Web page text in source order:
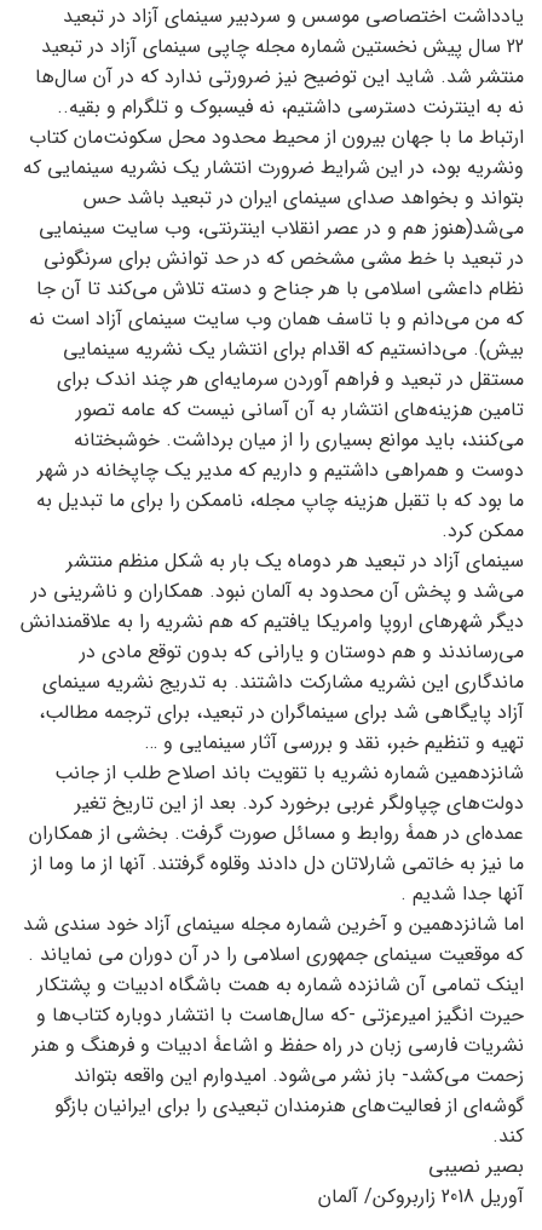
یادداشت اختصاصی موسس و سردبیر سینمای آزاد در تبعید
22 سال پیش نخستین شماره مجله چاپی سینمای آزاد در تبعید
منتشر شد. شاید این توضیح نیز ضرورتی ندارد که در آن سال‌ها
نه به اینترنت دسترسی داشتیم، نه فیسبوک و تلگرام و بقیه..
ارتباط ما با جهان بیرون از محیط محدود محل سکونت‌مان کتاب
ونشریه بود، در این شرایط ضرورت انتشار یک نشریه سینمایی که
بتواند و بخواهد صدای سینمای ایران در تبعید باشد حس
می‌شد(هنوز هم و در عصر انقلاب اینترنتی، وب سایت سینمایی
در تبعید با خط مشی مشخص که در حد توانش برای سرنگونی
نظام داعشی اسلامی با هر جناح و دسته تلاش می‌کند تا آن جا
که من می‌دانم و با تاسف همان وب سایت سینمای آزاد است نه
بیش). می‌دانستیم که اقدام برای انتشار یک نشریه سینمایی
مستقل در تبعید و فراهم آوردن سرمایه‌ای هر چند اندک برای
تامین هزینه‌های انتشار به آن آسانی نیست که عامه تصور
می‌کنند، باید موانع بسیاری را از میان برداشت. خوشبختانه
دوست و همراهی داشتیم و داریم که مدیر یک چاپخانه در شهر
ما بود که با تقبل هزینه چاپ مجله، ناممکن را برای ما تبدیل به
ممکن کرد.
سینمای آزاد در تبعید هر دوماه یک بار به شکل منظم منتشر
می‌شد و پخش آن محدود به آلمان نبود. همکاران و ناشرینی در
دیگر شهرهای اروپا وامریکا یافتیم که هم نشریه را به علاقمندانش
می‌رساندند و هم دوستان و یارانی که بدون توقع مادی در
ماندگاری این نشریه مشارکت داشتند. به تدریج نشریه سینمای
آزاد پایگاهی شد برای سینماگران در تبعید، برای ترجمه مطالب،
تهیه و تنظیم خبر، نقد و بررسی آثار سینمایی و …
شانزدهمین شماره نشریه با تقویت باند اصلاح طلب از جانب
دولت‌های چپاولگر غربی برخورد کرد. بعد از این تاریخ تغیر
عمده‌ای در همۀ روابط و مسائل صورت گرفت. بخشی از همکاران
ما نیز به خاتمی شارلاتان دل دادند وقلوه گرفتند. آنها از ما وما از
آنها جدا شدیم .
اما شانزدهمین و آخرین شماره مجله سینمای آزاد خود سندی شد
که موقعیت سینمای جمهوری اسلامی را در آن دوران می نمایاند .
اینک تمامی آن شانزده شماره به همت باشگاه ادبیات و پشتکار
حیرت انگیز امیرعزتی -که سال‌هاست با انتشار دوباره کتاب‌ها و
نشریات فارسی زبان در راه حفظ و اشاعۀ ادبیات و فرهنگ و هنر
زحمت می‌کشد- باز نشر می‌شود. امیدوارم این واقعه بتواند
گوشه‌‌ای از فعالیت‌های هنرمندان تبعیدی را برای ایرانیان بازگو
کند.
بصیر نصیبی
آوریل 2018 زاربروکن/ آلمان